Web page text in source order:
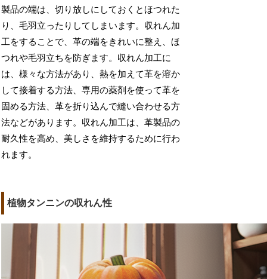
製品の端は、切り放しにしておくとほつれた
り、毛羽立ったりしてしまいます。収れん加
工をすることで、革の端をきれいに整え、ほ
つれや毛羽立ちを防ぎます。収れん加工に
は、様々な方法があり、熱を加えて革を溶か
して接着する方法、専用の薬剤を使って革を
固める方法、革を折り込んで縫い合わせる方
法などがあります。収れん加工は、革製品の
耐久性を高め、美しさを維持するために行わ
れます。
植物タンニンの収れん性